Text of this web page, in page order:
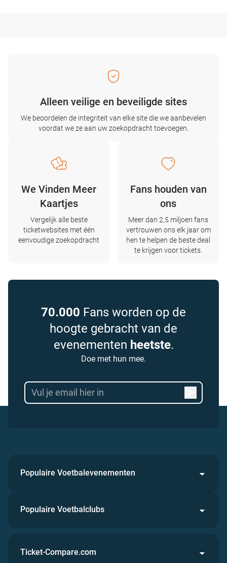
Alleen veilige en beveiligde sites
We beoordelen de integriteit van elke site die we aanbevelen
voordat we ze aan uw zoekopdracht toevoegen.
We Vinden Meer
Kaartjes
Vergelijk alle beste
ticketwebsites met één
eenvoudige zoekopdracht
Fans houden van
ons
Meer dan 2,5 miljoen fans
vertrouwen ons elk jaar om
hen te helpen de beste deal
te krijgen voor tickets.
70.000 Fans worden op de
hoogte gebracht van de
evenementen heetste.
Doe met hun mee.
Populaire Voetbalevenementen
Populaire Voetbalclubs
Ticket-Compare.com